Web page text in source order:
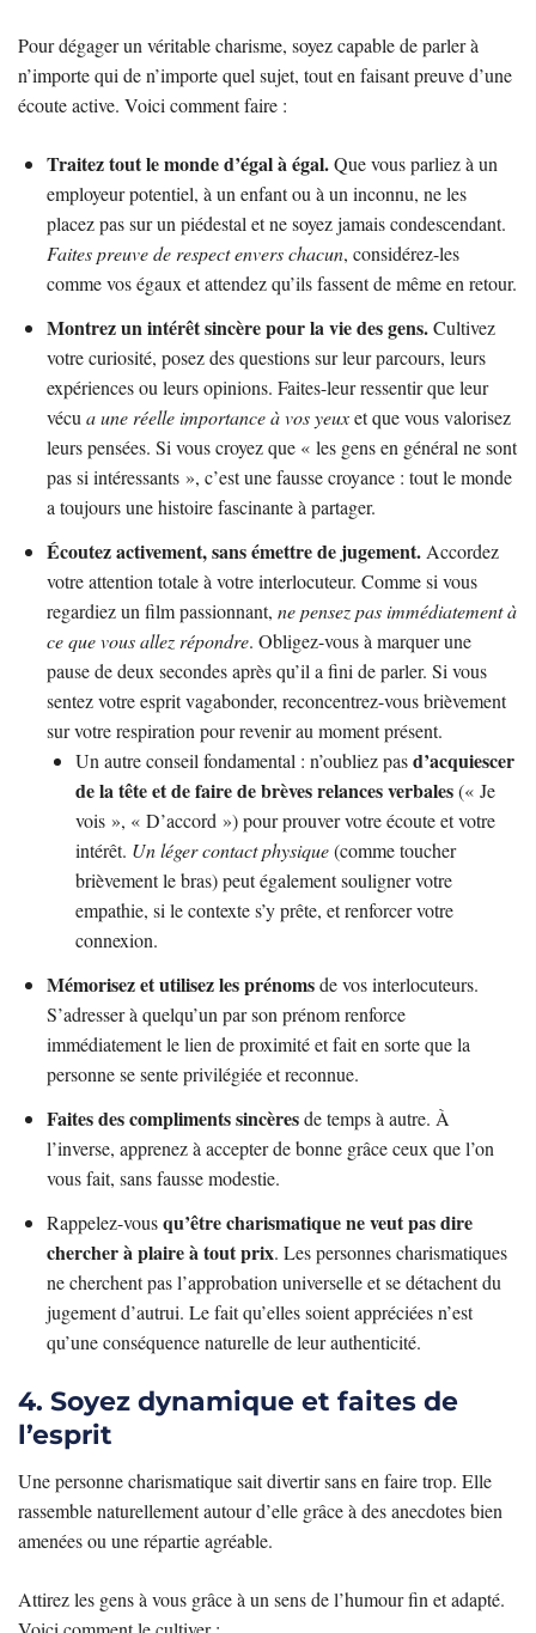
Pour dégager un véritable charisme, soyez capable de parler à
n’importe qui de n’importe quel sujet, tout en faisant preuve d’une
écoute active. Voici comment faire :
Traitez tout le monde d’égal à égal.Que vous parliez à un
employeur potentiel, à un enfant ou à un inconnu, ne les
placez pas sur un piédestal et ne soyez jamais condescendant.
Faites preuve de respect envers chacun, considérez-les
comme vos égaux et attendez qu’ils fassent de même en retour.
Montrez un intérêt sincère pour la vie des gens.Cultivez
votre curiosité, posez des questions sur leur parcours, leurs
expériences ou leurs opinions. Faites-leur ressentir que leur
vécu a une réelle importance à vos yeuxet que vous valorisez
leurs pensées. Si vous croyez que « les gens en général ne sont
pas si intéressants », c’est une fausse croyance : tout le monde
a toujours une histoire fascinante à partager.
Écoutez activement, sans émettre de jugement. Accordez
votre attention totale à votre interlocuteur. Comme si vous
regardiez un film passionnant, ne pensez pas immédiatement à
ce que vous allez répondre. Obligez-vous à marquer une
pause de deux secondes après qu’il a fini de parler. Si vous
sentez votre esprit vagabonder, reconcentrez-vous brièvement
sur votre respiration pour revenir au moment présent.
Un autre conseil fondamental : n’oubliez pasd’acquiescer
de la tête et de faire de brèves relances verbales(« Je
vois », « D’accord ») pour prouver votre écoute et votre
intérêt. Un léger contact physique(comme toucher
brièvement le bras) peut également souligner votre
empathie, si le contexte s’y prête, et renforcer votre
connexion.
Mémorisez et utilisez les prénomsde vos interlocuteurs.
S’adresser à quelqu’un par son prénom renforce
immédiatement le lien de proximité et fait en sorte que la
personne se sente privilégiée et reconnue.
Faites des compliments sincèresde temps à autre. À
l’inverse, apprenez à accepter de bonne grâce ceux que l’on
vous fait, sans fausse modestie.
Rappelez-vousqu’être charismatique ne veut pas dire
chercher à plaire à tout prix. Les personnes charismatiques
ne cherchent pas l’approbation universelle et se détachent du
jugement d’autrui. Le fait qu’elles soient appréciées n’est
qu’une conséquence naturelle de leur authenticité.
4. Soyez dynamique et faites de
l’esprit
Une personne charismatique sait divertir sans en faire trop. Elle
rassemble naturellement autour d’elle grâce à des anecdotes bien
amenées ou une répartie agréable.
Attirez les gens à vous grâce à un sens de l’humour fin et adapté.